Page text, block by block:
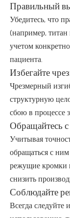
Правильный
Убедитесь, что
(например,
учетом
пациента.
Избегайте
Чрезмерный
структурную
сбою в процессе
Обращайтесь
Учитывая
обращаться с
режущие кромки
снизить
Соблюдайте
Всегда следуйте